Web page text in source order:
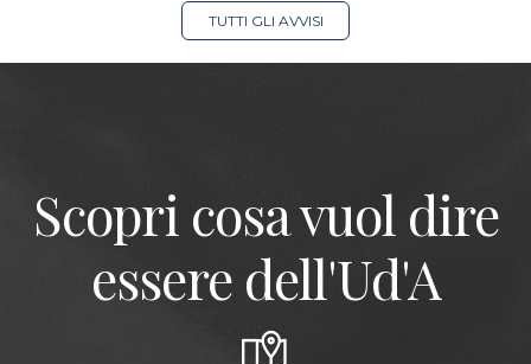
TUTTI GLI AVVISI
Scopri cosa vuol dire
essere dell'Ud'A